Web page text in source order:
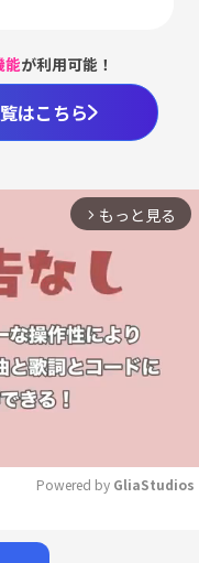
能が利用可能！
はこちら
arrow_forward_ios もっと見る
Powered by GliaStudios